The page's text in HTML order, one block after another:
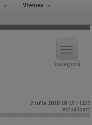
Vremea
2 iulie 2010 10:12 / 1215
vizualizari